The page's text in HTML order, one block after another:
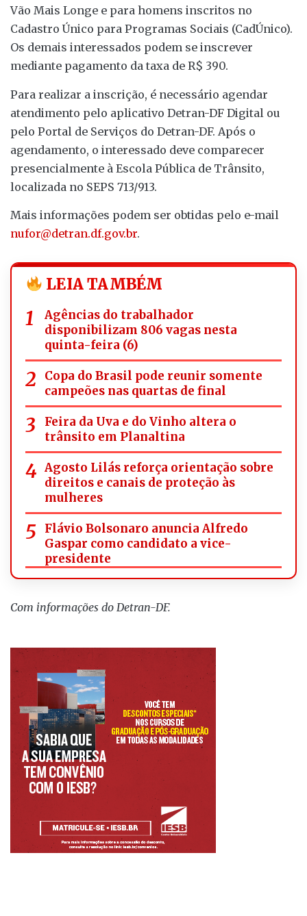
Vão Mais Longe e para homens inscritos no
Cadastro Único para Programas Sociais (CadÚnico).
Os demais interessados podem se inscrever
mediante pagamento da taxa de R$ 390.
Para realizar a inscrição, é necessário agendar
atendimento pelo aplicativo Detran-DF Digital ou
pelo Portal de Serviços do Detran-DF. Após o
agendamento, o interessado deve comparecer
presencialmente à Escola Pública de Trânsito,
localizada no SEPS 713/913.
Mais informações podem ser obtidas pelo e-mail
nufor@detran.df.gov.br.
LEIA TAMBÉM
Agências do trabalhador
disponibilizam 806 vagas nesta
quinta-feira (6)
Copa do Brasil pode reunir somente
campeões nas quartas de final
Feira da Uva e do Vinho altera o
trânsito em Planaltina
Agosto Lilás reforça orientação sobre
direitos e canais de proteção às
mulheres
Flávio Bolsonaro anuncia Alfredo
Gaspar como candidato a vice-
presidente
Com informações do Detran-DF.